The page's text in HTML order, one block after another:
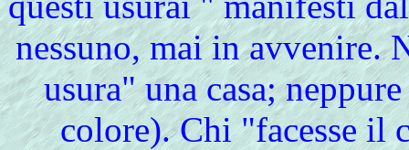
nessuno, mai in avvenire.
usura" una casa;
colore). Chi "facesse il